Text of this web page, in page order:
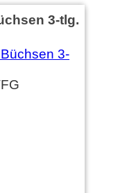
3-tlg.